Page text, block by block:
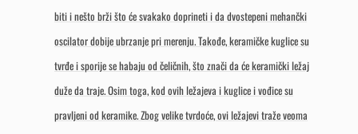
biti i nešto brži što će svakako doprineti i da dvostepeni mehančki
oscilator dobije ubrzanje pri merenju. Takođe, keramičke kuglice su
tvrđe i sporije se habaju od čeličnih, što znači da će keramički ležaj
duže da traje. Osim toga, kod ovih ležajeva i kuglice i vođice su
pravljeni od keramike. Zbog velike tvrdoće, ovi ležajevi traže veoma